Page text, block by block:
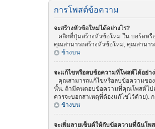
การโพสต์ข้อความ
จะสร้างหัวข้อใหม่ได้อย่างไร?
คลิกที่ปุ่มสร้างหัวข้อใหม่ ใน บอร์ดห
คุณสามารถสร้างหัวข้อใหม่, คุณสามาร
ข้างบน
จะแก้ไขหรือลบข้อความที่โพสต์ได้อย่า
คุณสามารถแก้ไขหรือลบข้อความของ
นั้น. ถ้ามีคนตอบข้อความที่คุณโพสต์ไปแ
ควรจะบอกสาเหตุที่ต้องแก้ไขไว้ด้วย
ข้างบน
จะเพิ่มลายเซ็นต์ให้กับข้อความที่ฉันโพ